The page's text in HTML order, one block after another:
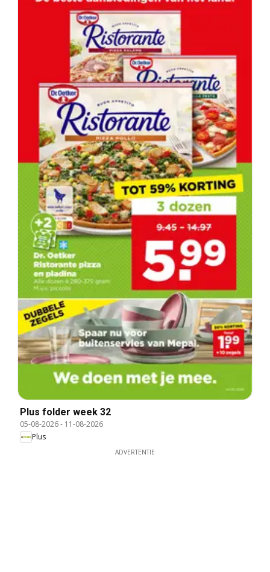
Plus folder week 32
05-08-2026- 11-08-2026
Plus
ADVERTENTIE